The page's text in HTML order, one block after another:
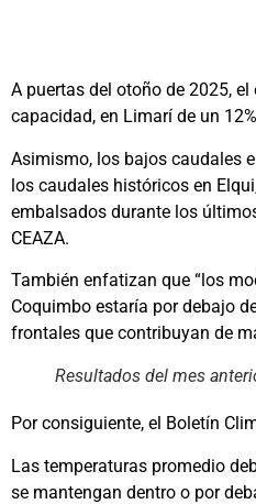
A puertas del otoño de 2025,
capacidad, en Limarí de un
Asimismo, los bajos caudales
los caudales históricos en
embalsados durante los
CEAZA.
También enfatizan que “los
Coquimbo estaría por debajo
frontales que contribuyan de
Resultados del mes
Por consiguiente, el Boletín
Las temperaturas promedio
se mantengan dentro o por